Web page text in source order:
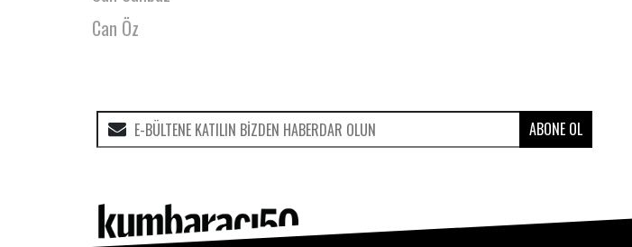
Can Öz
Canse Yüzer
Cansu Dikmen
Cansu Etli
ABONE OL